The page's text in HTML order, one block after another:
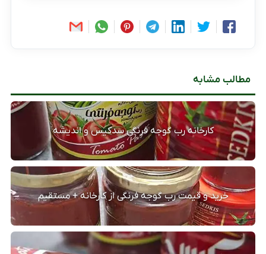
مطالب مشابه
کارخانه رب گوجه فرنگی سدکیس و اندیشه
خرید و قیمت رب گوجه فرنگی از کارخانه + مستقیم